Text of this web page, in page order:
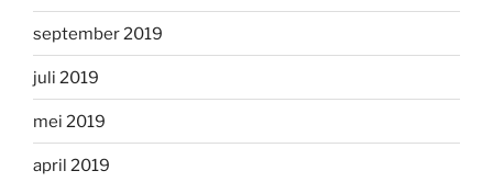
september 2019
juli 2019
mei 2019
april 2019